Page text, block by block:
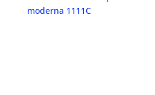
moderna 1111C